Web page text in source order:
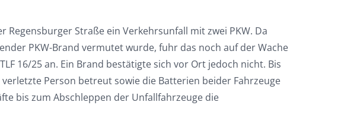
Regensburger Straße ein Verkehrsunfall mit zwei PKW. Da
PKW-Brand vermutet wurde, fuhr das noch auf der Wache
16/25 an. Ein Brand bestätigte sich vor Ort jedoch nicht. Bis
Person betreut sowie die Batterien beider Fahrzeuge
bis zum Abschleppen der Unfallfahrzeuge die